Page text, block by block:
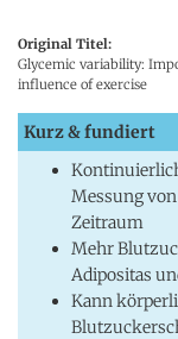
Original Titel:
Glycemic variability:
influence of exercise
Kurz & fundiert
Messung
Zeitraum
Mehr
Adipositas
Kann